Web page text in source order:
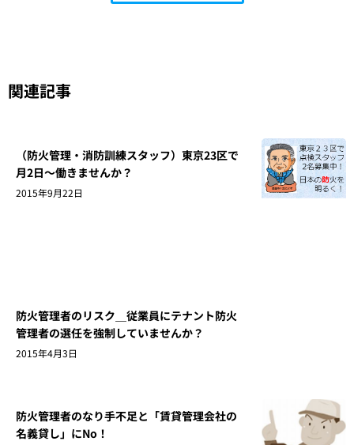
関連記事
（防火管理・消防訓練スタッフ）東京23区で
月2日～働きませんか？
2015年9月22日
防火管理者のリスク＿従業員にテナント防火
管理者の選任を強制していませんか？
2015年4月3日
防火管理者のなり手不足と「賃貸管理会社の
名義貸し」にNo！